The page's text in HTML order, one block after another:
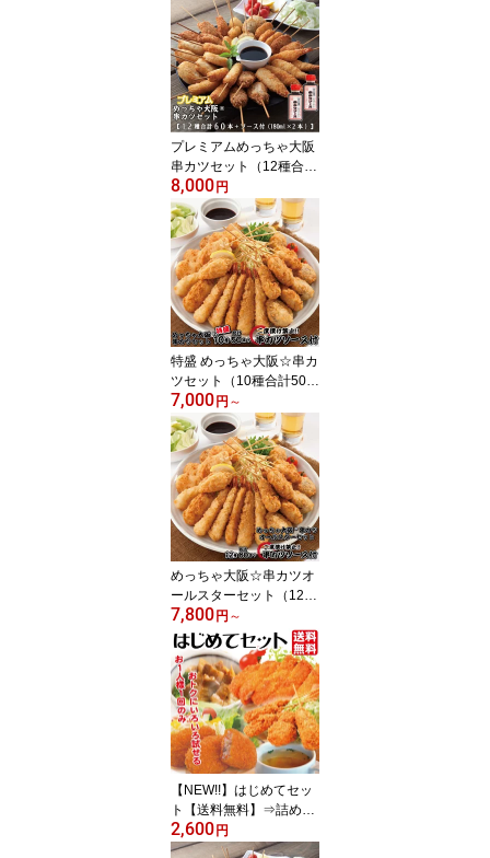
料】ギフト プレゼントに
もどうぞ お中元 お歳暮
プレミアムめっちゃ大阪
串カツセット（12種合計
60本+ソース180ml×2
本）⇒【送料無料】串カ
ツ 串揚げ 串カツセット
串かつ 冷凍 パーティー
宅飲み 贈答 ギフト プレ
ゼント お歳暮 お中元
8,000円
特盛 めっちゃ大阪☆串カ
ツセット（10種合計50本
+ソース付き）【送料無
料】串カツ 串揚げ 串カ
ツセット 冷凍 パーティ
ー 宅飲み 贈答 ギフト プ
レゼント お歳暮 お中元
7,000円 ～
めっちゃ大阪☆串カツオ
ールスターセット（12種
合計60本+ソース付き）
【送料無料】串カツ 串揚
げ 串カツセット 冷凍 パ
ーティー 宅飲み 贈答 ギ
フト プレゼント お歳暮
お中元
7,800円 ～
【NEW!!】はじめてセッ
ト【送料無料】⇒詰め合
わせ 串揚げ コロッケ た
まねぎスープ チキンカツ
2,600円